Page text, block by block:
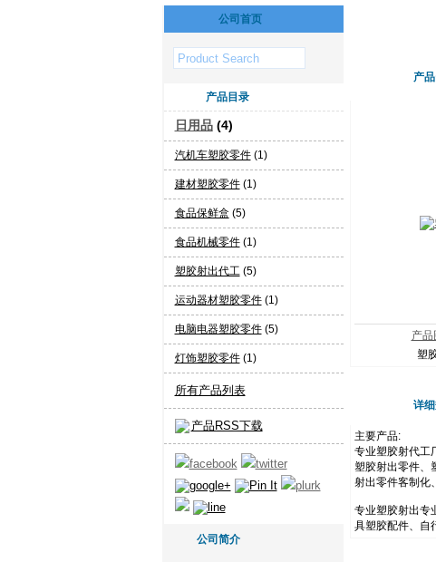
公司首页
产品目录
日用品(4)
汽机车塑胶零件(1)
建材塑胶零件(1)
食品保鲜盒 (5)
食品机械零件(1)
塑胶射出代工(5)
运动器材塑胶零件(1)
电脑电器塑胶零件(5)
灯饰塑胶零件(1)
所有产品列表
产品RSS下载
公司简介
产
产品
塑
详
主要产品:
专业塑胶射代工
塑胶射出零件、
射出零件客制化
专业塑胶射出专
具塑胶配件、自